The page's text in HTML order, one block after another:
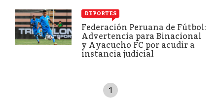
DEPORTES
Federación Peruana de Fútbol:
Advertencia para Binacional
y Ayacucho FC por acudir a
instancia judicial
1